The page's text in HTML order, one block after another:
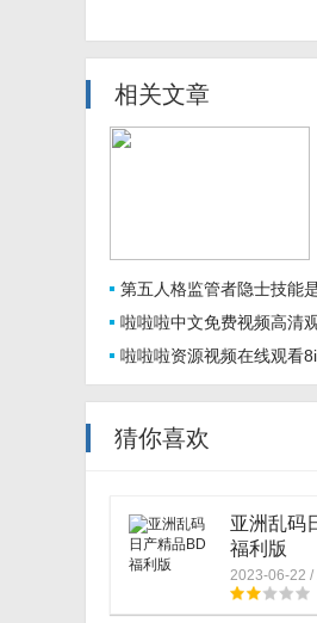
相关文章
第五人格监管者隐士技能
啦啦啦中文免费视频高清
放软件
啦啦啦资源视频在线观看
视频软件
猜你喜欢
亚洲乱码
福利版
2023-06-22 /